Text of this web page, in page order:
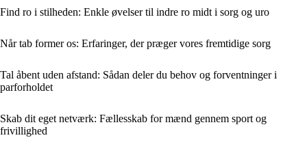
Find ro i stilheden: Enkle øvelser til indre ro midt i sorg og uro
Når tab former os: Erfaringer, der præger vores fremtidige sorg
Tal åbent uden afstand: Sådan deler du behov og forventninger i
parforholdet
Skab dit eget netværk: Fællesskab for mænd gennem sport og
frivillighed